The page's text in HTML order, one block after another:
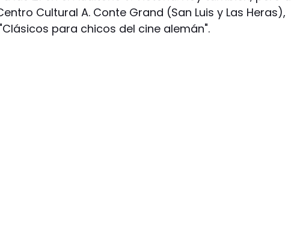
Cultural A. Conte Grand (San Luis y Las Heras),
para chicos del cine alemán".